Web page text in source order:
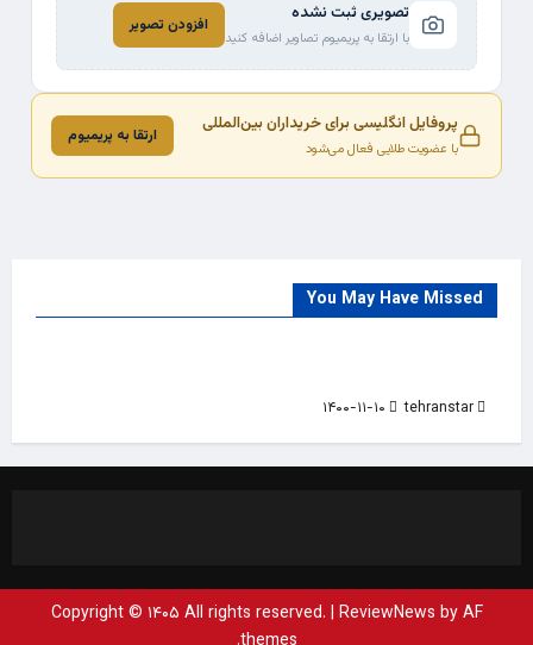
تصویری ثبت نشده
با ارتقا به پریمیوم تصاویر اضافه کنید
افزودن تصویر
پروفایل انگلیسی برای خریداران بین‌المللی
با عضویت طلایی فعال می‌شود
ارتقا به پریمیوم
You May Have Missed
Countries
India
Trade Source
tehranstar
Copyright © ۱۴۰۵ All rights reserved. | ReviewNews by AF